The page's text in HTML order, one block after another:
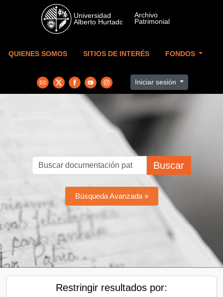
Skip to main content
QUIENES SOMOS SITIOS DE INTERÉS FONDOS
Iniciar sesión
Buscar
Búsqueda Avanzada »
Restringir resultados por: